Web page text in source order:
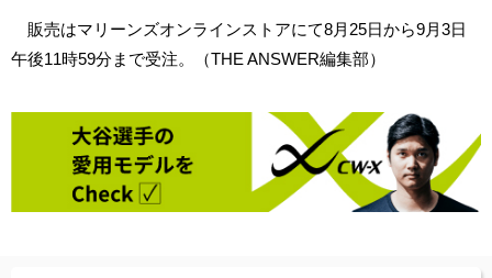
販売はマリーンズオンラインストアにて8月25日から9月3日
午後11時59分まで受注。（THE ANSWER編集部）